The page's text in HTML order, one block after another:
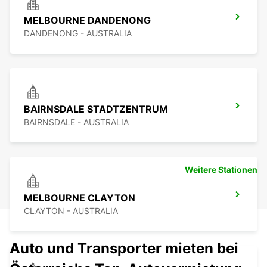
MELBOURNE DANDENONG
DANDENONG - AUSTRALIA
BAIRNSDALE STADTZENTRUM
BAIRNSDALE - AUSTRALIA
MELBOURNE CLAYTON
CLAYTON - AUSTRALIA
Weitere Stationen
Auto und Transporter mieten bei